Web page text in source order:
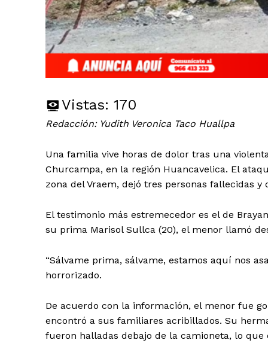
Vistas: 170
Redacción: Yudith Veronica Taco Huallpa
Una familia vive horas de dolor tras una
Churcampa, en la región Huancavelica. El
zona del Vraem, dejó tres personas fallecidas y
El testimonio más estremecedor es el de
su prima Marisol Sullca (20), el menor llamó
“Sálvame prima, sálvame, estamos aquí nos
horrorizado.
De acuerdo con la información, el menor fue
encontró a sus familiares acribillados. Su
fueron halladas debajo de la camioneta, lo